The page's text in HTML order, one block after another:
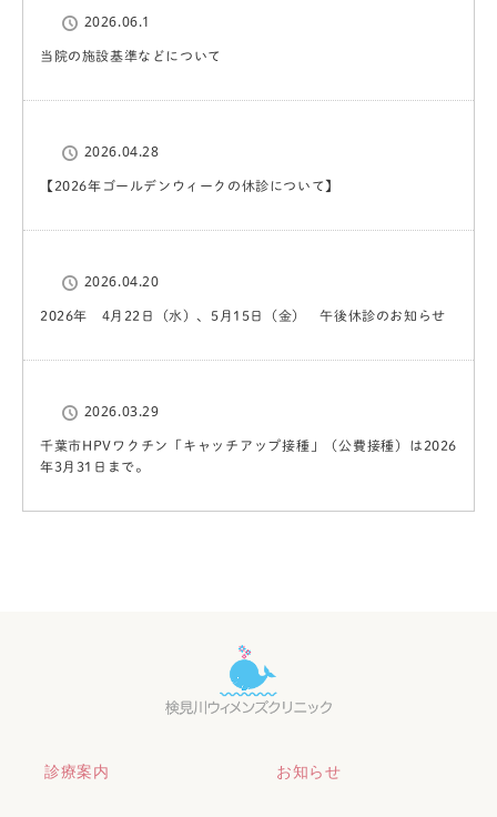
2026.06.1
当院の施設基準などについて
2026.04.28
【2026年ゴールデンウィークの休診について】
2026.04.20
2026年 4月22日（水）、5月15日（金） 午後休診のお知らせ
2026.03.29
千葉市HPVワクチン「キャッチアップ接種」（公費接種）は2026
年3月31日まで。
診療案内 お知らせ